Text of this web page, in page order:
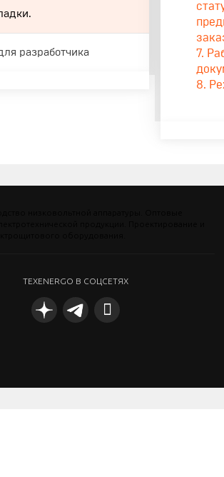
разработчика
7.
8.
TEXENERGO В СОЦСЕТЯХ